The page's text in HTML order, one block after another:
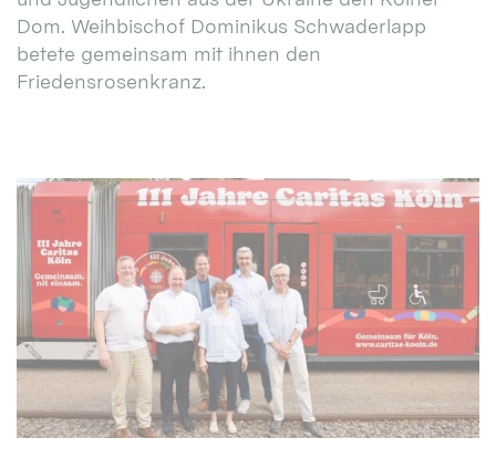
Dom. Weihbischof Dominikus Schwaderlapp
betete gemeinsam mit ihnen den
Friedensrosenkranz.